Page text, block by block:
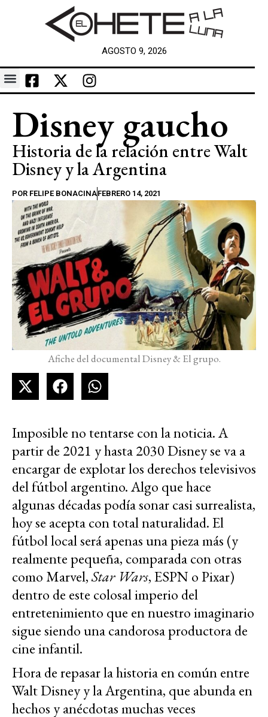
AGOSTO 9, 2026
Disney gaucho
Historia de la relación entre Walt
Disney y la Argentina
POR FELIPE BONACINAFEBRERO 14, 2021
Afiche del documental Disney & El grupo.
Imposible no tentarse con la noticia. A
partir de 2021 y hasta 2030 Disney se va a
encargar de explotar los derechos televisivos
del fútbol argentino. Algo que hace
algunas décadas podía sonar casi surrealista,
hoy se acepta con total naturalidad. El
fútbol local será apenas una pieza más (y
realmente pequeña, comparada con otras
como Marvel,Star Wars, ESPN o Pixar)
dentro de este colosal imperio del
entretenimiento que en nuestro imaginario
sigue siendo una candorosa productora de
cine infantil.
Hora de repasar la historia en común entre
Walt Disney y la Argentina, que abunda en
hechos y anécdotas muchas veces